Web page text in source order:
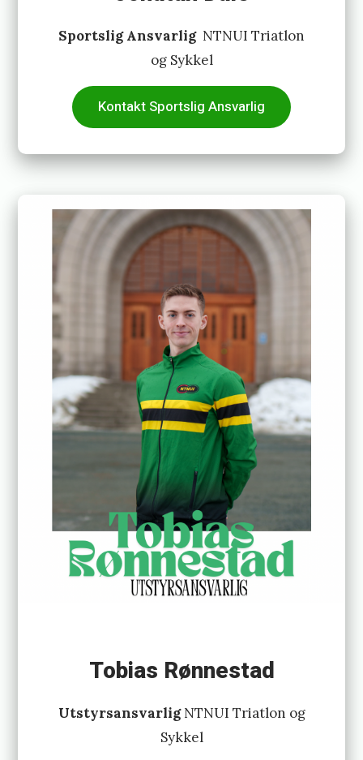
Sportslig Ansvarlig NTNUI Triatlon
og Sykkel
Kontakt Sportslig Ansvarlig
Tobias Rønnestad
UtstyrsansvarligNTNUI Triatlon og
Sykkel